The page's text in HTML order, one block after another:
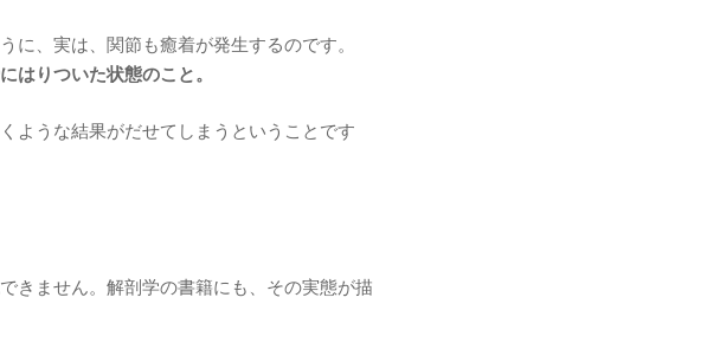
に、実は、関節も癒着が発生するのです。
はりついた状態のこと。
ような結果がだせてしまうということです
きません。解剖学の書籍にも、その実態が描